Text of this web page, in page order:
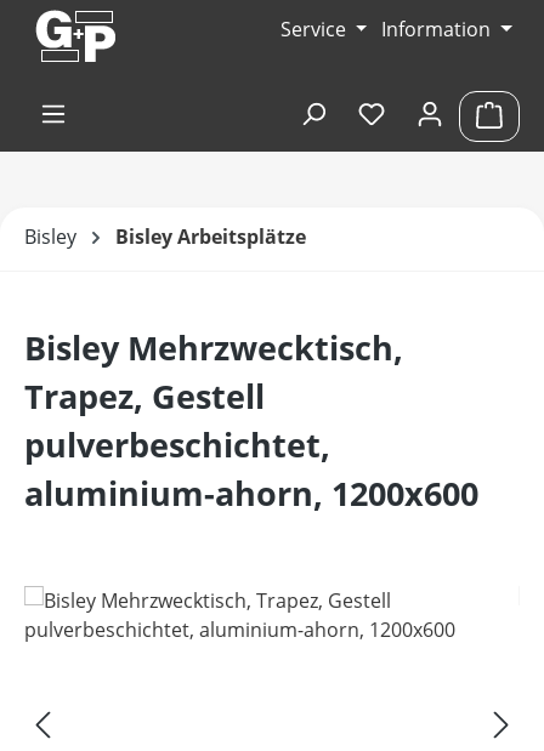
Zum Hauptinhalt springen Service Information
Du hast 0
Bisley Bisley Arbeitsplätze
Bisley Mehrzwecktisch,
Trapez, Gestell
pulverbeschichtet,
aluminium-ahorn, 1200x600
Bildergalerie überspringen